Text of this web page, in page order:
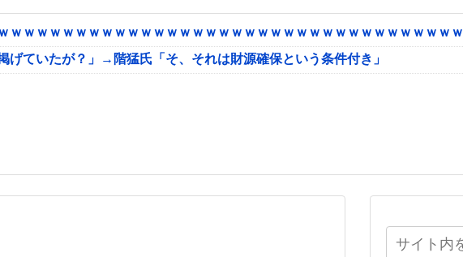
ｗｗｗｗｗｗｗｗｗｗｗｗｗｗｗｗｗｗｗｗｗｗｗｗｗｗｗｗｗｗｗｗｗｗ
ていたが？」→階猛氏「そ、それは財源確保という条件付き」